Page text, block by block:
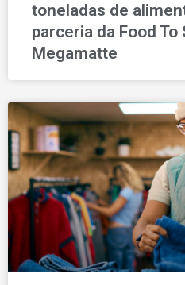
toneladas de
parceria da Food To
Megamatte